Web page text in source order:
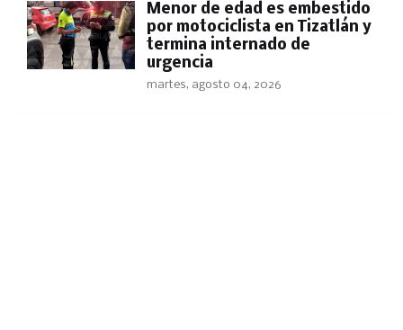
Menor de edad es embestido
por motociclista en Tizatlán y
termina internado de
urgencia
martes, agosto 04, 2026